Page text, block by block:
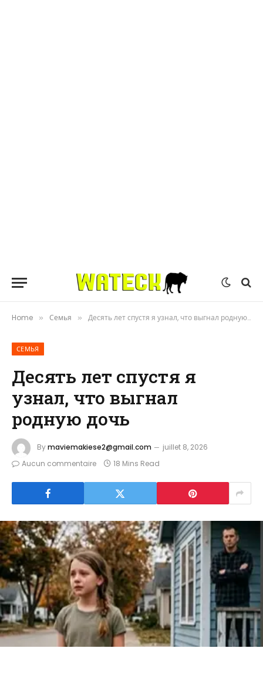
Home » Семья » Десять лет спустя я узнал, что выгнал родную дочь
СЕМЬЯ
Десять лет спустя я
узнал, что выгнал
родную дочь
Bymaviemakiese2@gmail.com
juillet 8, 2026
Aucun commentaire
18 Mins Read